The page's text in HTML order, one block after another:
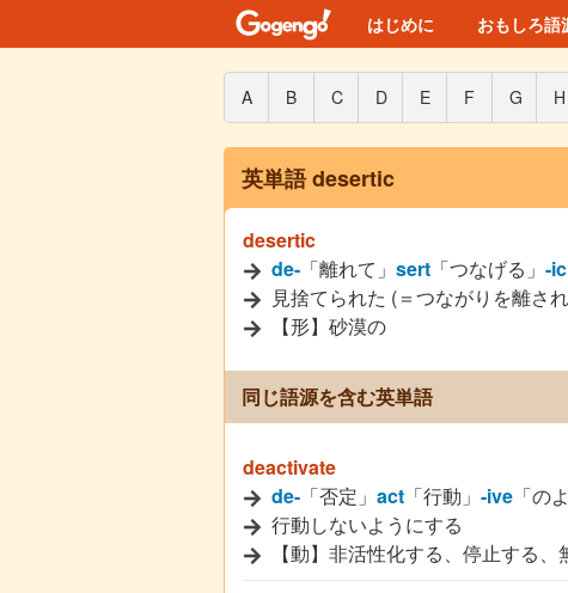
はじめに おもしろ語
A B C D E F G H
英単語 desertic
desertic
de- 「離れて」 sert 「つなげる」 -ic
見捨てられた (＝つながりを離さ
【形】砂漠の
同じ語源を含む英単語
deactivate
de- 「否定」 act 「行動」 -ive 「の
行動しないようにする
【動】非活性化する、停止する、